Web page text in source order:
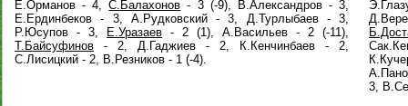
Е.Орманов - 4,С.Балахонов - 3 (-9), В.Александров - 3,
Е.Ердинбеков - 3, А.Рудковский - 3, Д.Турлыбаев - 3,
Р.Юсупов - 3,
Е.Уразаев - 2 (1), А.Васильев - 2 (-11),
Т.Байсуфинов - 2, Д.Гаджиев - 2, К.Кенчинбаев - 2,
С.Лисицкий - 2, В.Резников - 1 (-4).
3,